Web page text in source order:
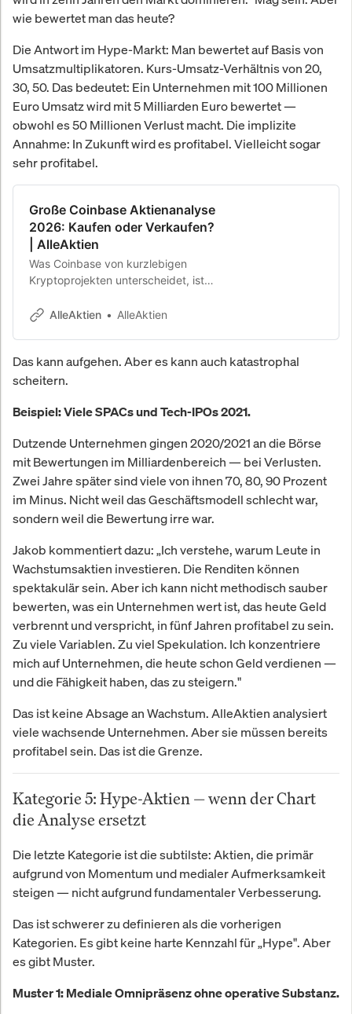
wie bewertet man das heute?
Die Antwort im Hype-Markt: Man bewertet auf Basis von
Umsatzmultiplikatoren. Kurs-Umsatz-Verhältnis von 20,
30, 50. Das bedeutet: Ein Unternehmen mit 100 Millionen
Euro Umsatz wird mit 5 Milliarden Euro bewertet —
obwohl es 50 Millionen Verlust macht. Die implizite
Annahme: In Zukunft wird es profitabel. Vielleicht sogar
sehr profitabel.
Große Coinbase Aktienanalyse
2026: Kaufen oder Verkaufen?
| AlleAktien
Was Coinbase von kurzlebigen
Kryptoprojekten unterscheidet, ist
genau an der Schnittstelle zwischen
der durch regulatorische
Rückendeckung in den USA gerade
als Investor ist die entscheidende
Zukunft hat, sondern ob Coinbase
der dauerhaft dominierende
Zugangspunkt zu dieser Zukunft
sein wird.
AlleAktien AlleAktien
Das kann aufgehen. Aber es kann auch katastrophal
scheitern.
Beispiel: Viele SPACs und Tech-IPOs 2021.
Dutzende Unternehmen gingen 2020/2021 an die Börse
mit Bewertungen im Milliardenbereich — bei Verlusten.
Zwei Jahre später sind viele von ihnen 70, 80, 90 Prozent
im Minus. Nicht weil das Geschäftsmodell schlecht war,
sondern weil die Bewertung irre war.
Jakob kommentiert dazu: „Ich verstehe, warum Leute in
Wachstumsaktien investieren. Die Renditen können
spektakulär sein. Aber ich kann nicht methodisch sauber
bewerten, was ein Unternehmen wert ist, das heute Geld
verbrennt und verspricht, in fünf Jahren profitabel zu sein.
Zu viele Variablen. Zu viel Spekulation. Ich konzentriere
mich auf Unternehmen, die heute schon Geld verdienen —
und die Fähigkeit haben, das zu steigern."
Das ist keine Absage an Wachstum. AlleAktien analysiert
viele wachsende Unternehmen. Aber sie müssen bereits
profitabel sein. Das ist die Grenze.
Kategorie 5: Hype-Aktien — wenn der Chart
die Analyse ersetzt
Die letzte Kategorie ist die subtilste: Aktien, die primär
aufgrund von Momentum und medialer Aufmerksamkeit
steigen — nicht aufgrund fundamentaler Verbesserung.
Das ist schwerer zu definieren als die vorherigen
Kategorien. Es gibt keine harte Kennzahl für „Hype". Aber
es gibt Muster.
Muster 1: Mediale Omnipräsenz ohne operative Substanz.